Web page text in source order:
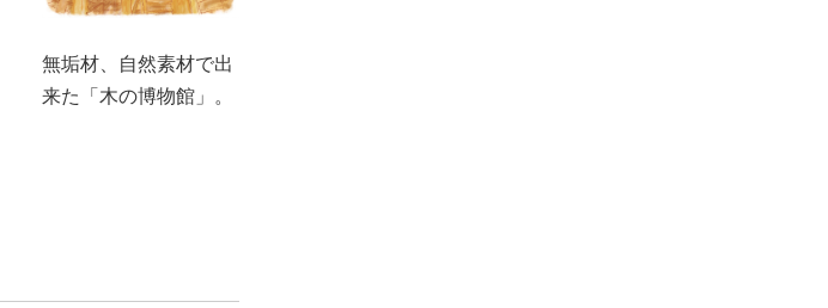
無垢材、自然素材で出
来た「木の博物館」。